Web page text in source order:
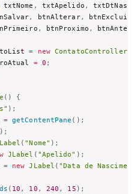
txtNome , txtApelido ,
, btnAlterar, btnExcluir
, btnProximo ,
= new ContatoController(
= 0 ;
( )
{
) ;
= getContentPane ( ) ;
) ;
( "Nome" ) ;
JLabel ( "Apelido" ) ;
= new JLabel ( "Data de
( 10 , 10 , 240 , 15 ) ;